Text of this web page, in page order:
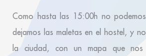
Como hasta las 15:00h no
dejamos las maletas en el hostel, y
la ciudad, con un mapa que